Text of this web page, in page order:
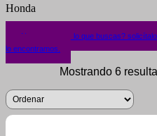
Honda
¿No encuentras lo que buscas?
lo encontramos.
Mostrando 6